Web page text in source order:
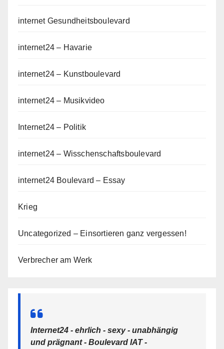
internet Gesundheitsboulevard
internet24 – Havarie
internet24 – Kunstboulevard
internet24 – Musikvideo
Internet24 – Politik
internet24 – Wisschenschaftsboulevard
internet24 Boulevard – Essay
Krieg
Uncategorized – Einsortieren ganz vergessen!
Verbrecher am Werk
Internet24 - ehrlich - sexy - unabhängig
und prägnant - Boulevard IAT -